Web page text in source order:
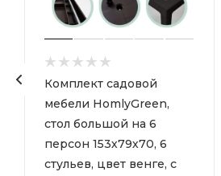
Комплект садовой
мебели HomlyGreen,
стол большой на 6
персон 153х79х70, 6
стульев, цвет венге, с